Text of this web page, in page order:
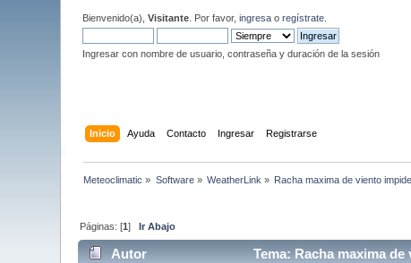
Bienvenido(a),Visitante . Por favor,ingresa oregístrate
Ingresar con nombre de usuario, contraseña y duración de la sesión
Inicio Ayuda Contacto Ingresar Registrarse
Meteoclimatic » Software» WeatherLink » Racha maxima de viento
Páginas: [1]Ir Abajo
Autor Tema: Racha maxima